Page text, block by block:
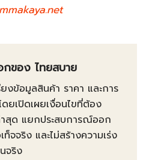
กของ ไทยสบาย
ยงข้อมูลสินค้า ราคา และการ
ดยเปิดเผยเงื่อนไขที่ต้อง
สุด แยกประสบการณ์ออก
ท็จจริง และไม่สร้างความเร่ง
จริง